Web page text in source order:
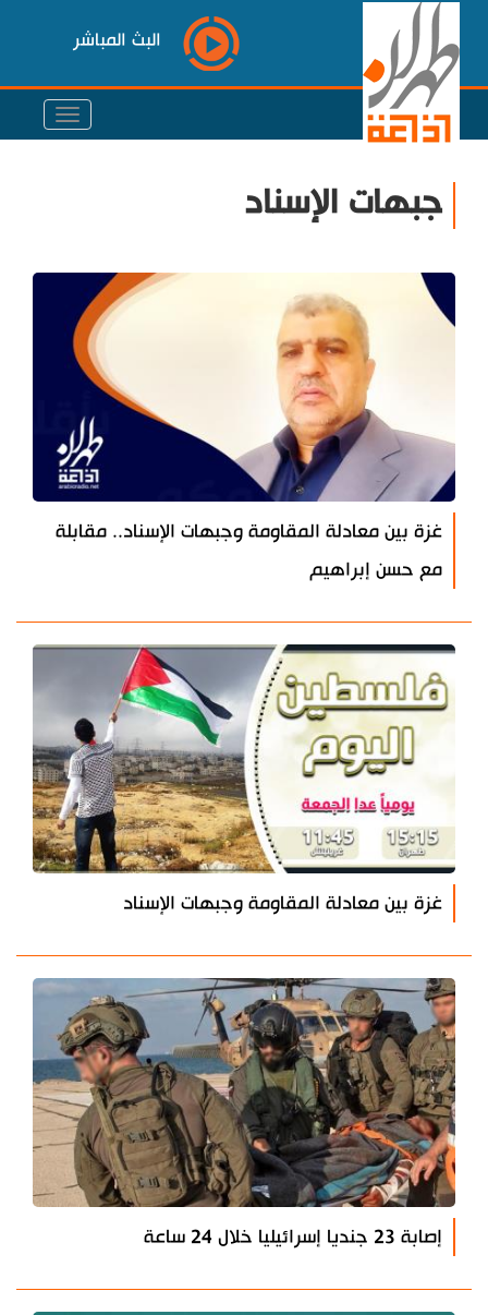
البث المباشر
جبهات الإسناد
غزة بين معادلة المقاومة وجبهات الإسناد.. مقابلة
مع حسن إبراهيم
غزة بين معادلة المقاومة وجبهات الإسناد
إصابة 23 جنديا إسرائيليا خلال 24 ساعة